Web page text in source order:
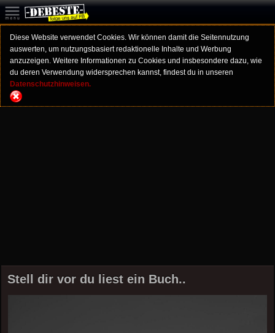
Diese Website verwendet Cookies. Wir können damit die Seitennutzung
auswerten, um nutzungsbasiert redaktionelle Inhalte und Werbung
anzuzeigen. Weitere Informationen zu Cookies und insbesondere dazu, wie
du deren Verwendung widersprechen kannst, findest du in unseren
Datenschutzhinweisen.
Stell dir vor du liest ein Buch..